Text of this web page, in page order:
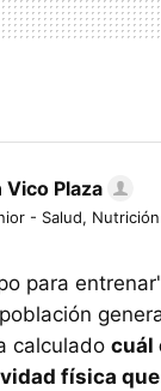
Vico Plaza
- Salud,
para
calculado cuál
física